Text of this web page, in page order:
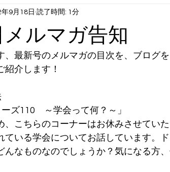
メルマガ告知
9月18日 読了時間: 1分
、最新号のメルマガの目次を、ブログ
紹介します！
ーズ110　～学会って何？～」
、こちらのコーナーはお休みさせてい
ている学会についてお話しています。
んなものなのでしょうか？気になる方